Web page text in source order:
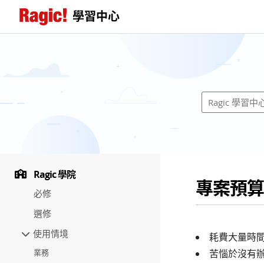
學習中心
Ragic 學院
必修
選修
使用情境
業務
專案預
耗費大量時
苦惱於沒有